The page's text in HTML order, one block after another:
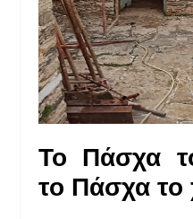
Το Πάσχα
το Πάσχα το